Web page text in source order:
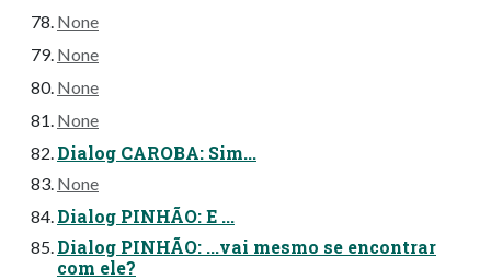
None
None
None
None
Dialog CAROBA: Sim...
None
Dialog PINHÃO: E ...
Dialog PINHÃO: ...vai mesmo se encontrar
com ele?